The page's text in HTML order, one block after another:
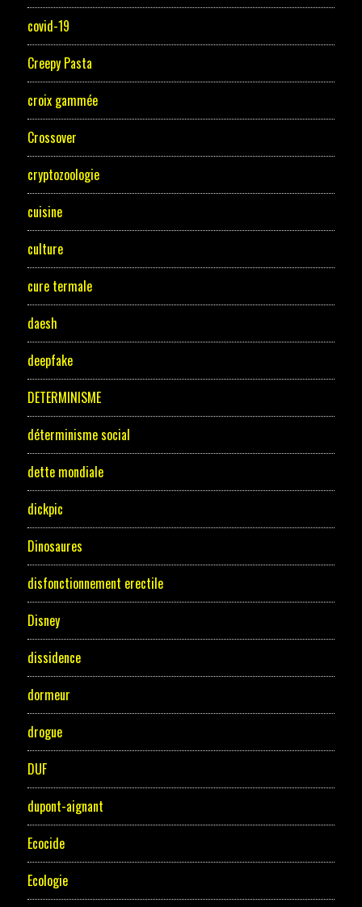
covid-19
Creepy Pasta
croix gammée
Crossover
cryptozoologie
cuisine
culture
cure termale
daesh
deepfake
DETERMINISME
déterminisme social
dette mondiale
dickpic
Dinosaures
disfonctionnement erectile
Disney
dissidence
dormeur
drogue
DUF
dupont-aignant
Ecocide
Ecologie